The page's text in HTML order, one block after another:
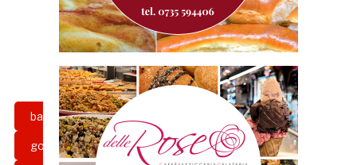
basket daniele aniello
gold preparazione Samb